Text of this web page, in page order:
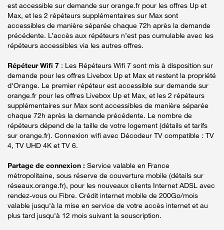
est accessible sur demande sur orange.fr pour les offres Up et
Max, et les 2 répéteurs supplémentaires sur Max sont
accessibles de manière séparée chaque 72h après la demande
précédente. L’accès aux répéteurs n’est pas cumulable avec les
répéteurs accessibles via les autres offres.
Répéteur Wifi 7 : Les Répéteurs Wifi 7 sont mis à disposition sur
demande pour les offres Livebox Up et Max et restent la propriété
d'Orange. Le premier répéteur est accessible sur demande sur
orange.fr pour les offres Livebox Up et Max, et les 2 répéteurs
supplémentaires sur Max sont accessibles de manière séparée
chaque 72h après la demande précédente. Le nombre de
répéteurs dépend de la taille de votre logement (détails et tarifs
sur orange.fr). Connexion wifi avec Décodeur TV compatible : TV
4, TV UHD 4K et TV 6.
Partage de connexion : Service valable en France
métropolitaine, sous réserve de couverture mobile (détails sur
réseaux.orange.fr), pour les nouveaux clients Internet ADSL avec
rendez-vous ou Fibre. Crédit internet mobile de 200Go/mois
valable jusqu'à la mise en service de votre accès internet et au
plus tard jusqu'à 12 mois suivant la souscription.